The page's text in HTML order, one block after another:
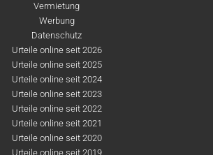
Vermietung
Werbung
Datenschutz
Urteile online seit 2026
Urteile online seit 2025
Urteile online seit 2024
Urteile online seit 2023
Urteile online seit 2022
Urteile online seit 2021
Urteile online seit 2020
Urteile online seit 2019